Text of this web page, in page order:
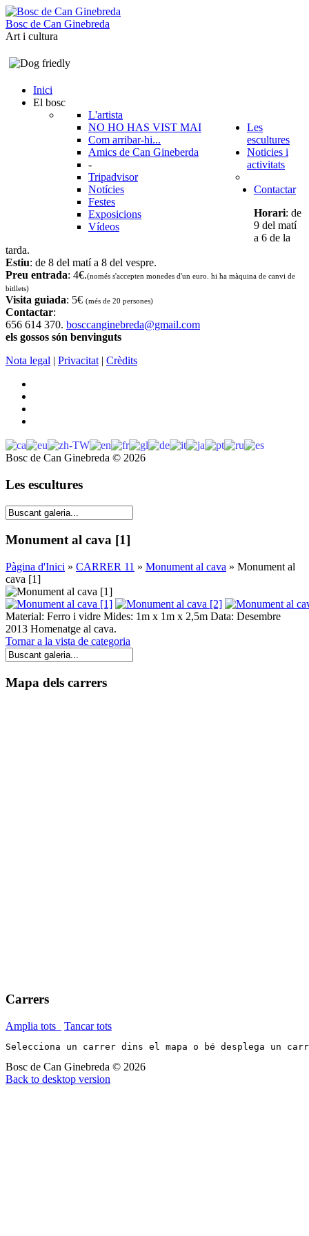
Bosc de Can Ginebreda
Art i cultura
Inici
El bosc
L'artista
NO HO HAS VIST MAI
Com arribar-hi...
Amics de Can Gineberda
-
Tripadvisor
Les
escultures
Noticies i
activitats
Notícies
Festes
Exposicions
Vídeos
Contactar
Horari: de
9 del matí
a 6 de la
tarda.
Estiu: de 8 del matí a 8 del vespre.
Preu entrada: 4€.(només s'accepten monedes d'un euro. hi ha màquina de canvi de
bitllets)
Visita guiada: 5€ (més de 20 persones)
Contactar:
656 614 370. bosccanginebreda@gmail.com
els gossos són benvinguts
Nota legal | Privacitat | Crèdits
Bosc de Can Ginebreda © 2026
Les escultures
Monument al cava [1]
Pàgina d'Inici » CARRER 11 » Monument al cava » Monument al
cava [1]
Material: Ferro i vidre Mides: 1m x 1m x 2,5m Data: Desembre
2013 Homenatge al cava.
Tornar a la vista de categoria
Mapa dels carrers
Carrers
Amplia tots Tancar tots
Selecciona un carrer dins el mapa o bé desplega un
Bosc de Can Ginebreda © 2026
Back to desktop version